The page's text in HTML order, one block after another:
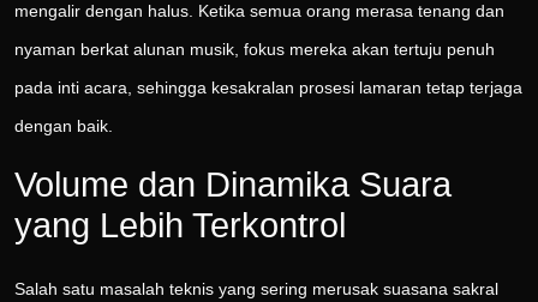
mengalir dengan halus. Ketika semua orang merasa tenang dan
nyaman berkat alunan musik, fokus mereka akan tertuju penuh
pada inti acara, sehingga kesakralan prosesi lamaran tetap terjaga
dengan baik.
Volume dan Dinamika Suara
yang Lebih Terkontrol
Salah satu masalah teknis yang sering merusak suasana sakral